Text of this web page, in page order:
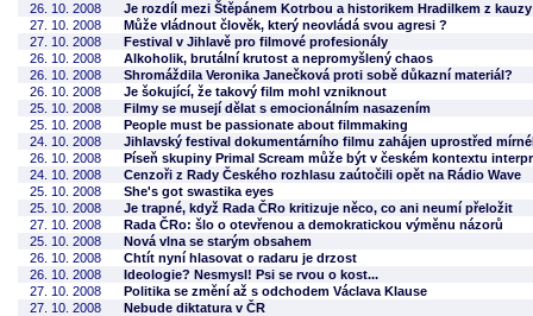
26. 10. 2008
Je rozdíl mezi Štěpánem Kotrbou a historikem Hradilkem z
27. 10. 2008
Může vládnout člověk, který neovládá svou agresi ?
27. 10. 2008
Festival v Jihlavě pro filmové profesionály
26. 10. 2008
Alkoholik, brutální krutost a nepromyšlený chaos
26. 10. 2008
Shromáždila Veronika Janečková proti sobě důkazní materiál?
26. 10. 2008
Je šokující, že takový film mohl vzniknout
25. 10. 2008
Filmy se musejí dělat s emocionálním nasazením
25. 10. 2008
People must be passionate about filmmaking
24. 10. 2008
Jihlavský festival dokumentárního filmu zahájen uprostřed
26. 10. 2008
Píseň skupiny Primal Scream může být v českém kontextu
24. 10. 2008
Cenzoři z Rady Českého rozhlasu zaútočili opět na Rádio Wave
25. 10. 2008
She's got swastika eyes
25. 10. 2008
Je trapné, když Rada ČRo kritizuje něco, co ani neumí přeložit
27. 10. 2008
Rada ČRo: šlo o otevřenou a demokratickou výměnu názorů
25. 10. 2008
Nová vlna se starým obsahem
26. 10. 2008
Chtít nyní hlasovat o radaru je drzost
26. 10. 2008
Ideologie? Nesmysl! Psi se rvou o kost...
27. 10. 2008
Politika se změní až s odchodem Václava Klause
27. 10. 2008
Nebude diktatura v ČR